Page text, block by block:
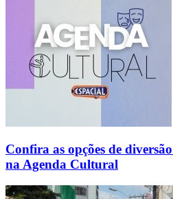
Confira as opções de
na Agenda Cultural